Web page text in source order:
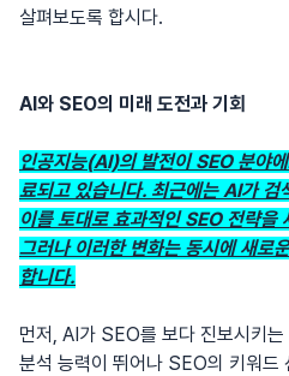
살펴보도록 합시다.
AI와 SEO의 미래 도전과 기회
인공지능(AI)의 발전이 SEO 분야
료되고 있습니다. 최근에는 AI가 검
이를 토대로 효과적인 SEO 전략을
그러나 이러한 변화는 동시에 새로
합니다.
먼저, AI가 SEO를 보다 진보시키
분석 능력이 뛰어나 SEO의 키워드